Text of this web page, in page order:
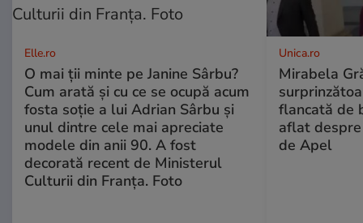
Elle.ro
O mai ții minte pe Janine Sârbu?
Cum arată și cu ce se ocupă acum
fosta soție a lui Adrian Sârbu și
unul dintre cele mai apreciate
modele din anii 90. A fost
decorată recent de Ministerul
Culturii din Franța. Foto
Unica.ro
Mirabela
flancată de
aflat
de Apel